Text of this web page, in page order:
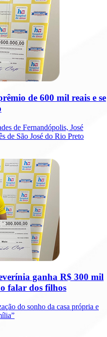
de 600 mil reais e se
de Fernandópolis, José
de São José do Rio Preto
ganha R$ 300 mil
falar dos filhos
do sonho da casa própria e